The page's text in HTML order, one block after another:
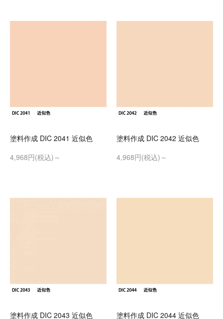
塗料作成 DIC 2041 近似色
4,968円(税込)～
塗料作成 DIC 2042 近似色
4,968円(税込)～
塗料作成 DIC 2043 近似色 塗料作成 DIC 2044 近似色